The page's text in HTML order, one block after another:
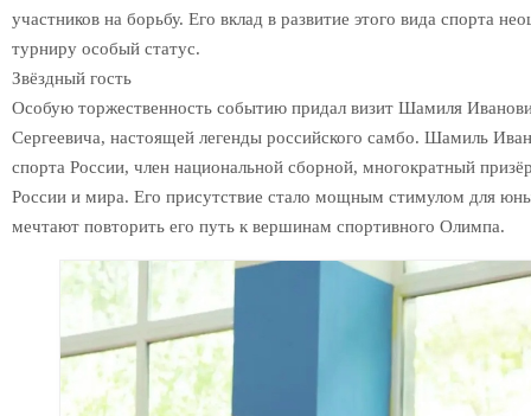
участников на борьбу. Его вклад в развитие этого вида спорта
турниру особый статус.
Звёздный гость
Особую торжественность событию придал визит Шамиля
Сергеевича, настоящей легенды российского самбо. Шамиль
спорта России, член национальной сборной, многократный
России и мира. Его присутствие стало мощным стимулом для
мечтают повторить его путь к вершинам спортивного Олимпа.